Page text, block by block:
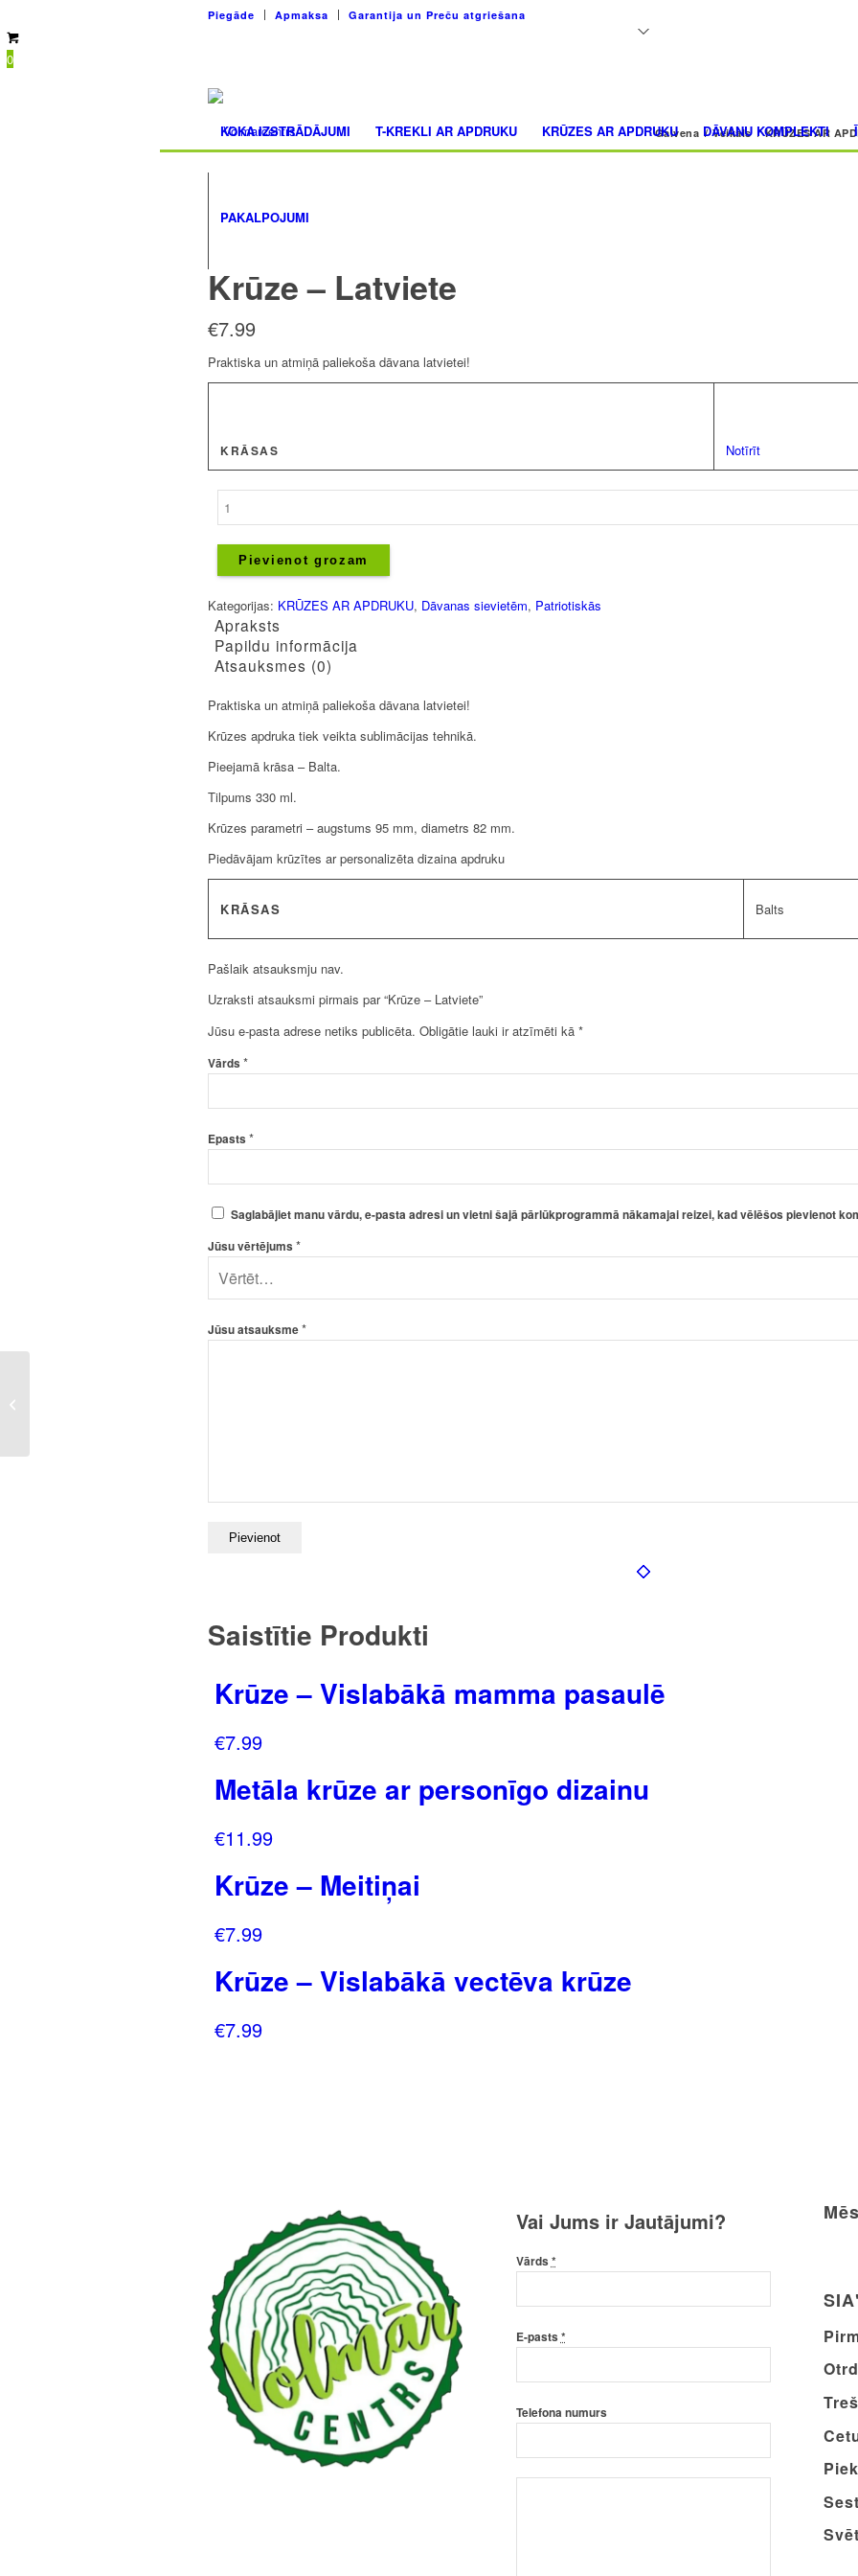
Piegāde Apmaksa Garantija un Preču atgriešana
0
KOKA IZSTRĀDĀJUMI T-KREKLI AR APDRUKU KRŪZES AR APDRUKU DĀVANU KOMPLEKTI
PAKALPOJUMI
Galvena / Veikals / KRŪZES AR
Krūze – Latviete
€7.99
Praktiska un atmiņā paliekoša dāvana latvietei!
KRĀSAS Notīrīt
daudzums
Pievienot grozam
Kategorijas: KRŪZES AR APDRUKU, Dāvanas sievietēm, Patriotiskās
Apraksts
Papildu informācija
Atsauksmes (0)
Praktiska un atmiņā paliekoša dāvana latvietei!
Krūzes apdruka tiek veikta sublimācijas tehnikā.
Pieejamā krāsa – Balta.
Tilpums 330 ml.
Krūzes parametri – augstums 95 mm, diametrs 82 mm.
Piedāvājam krūzītes ar personalizēta dizaina apdruku
KRĀSAS Balts
Pašlaik atsauksmju nav.
Uzraksti atsauksmi pirmais par “Krūze – Latviete”
Jūsu e-pasta adrese netiks publicēta. Obligātie lauki ir atzīmēti kā *
Vārds *
Epasts *
Saglabājiet manu vārdu, e-pasta adresi un vietni šajā pārlūkprogrammā nākamajai reizei, kad vēlēšos pievienot
Jūsu vērtējums *
Jūsu atsauksme*
Saistītie Produkti
Krūze – Vislabākā mamma pasaulē
€7.99
Metāla krūze ar personīgo dizainu
€11.99
Krūze – Meitiņai
€7.99
Krūze – Vislabākā vectēva krūze
€7.99
Vai Jums ir Jautājumi?
Vārds *
E-pasts *
Telefona numurs